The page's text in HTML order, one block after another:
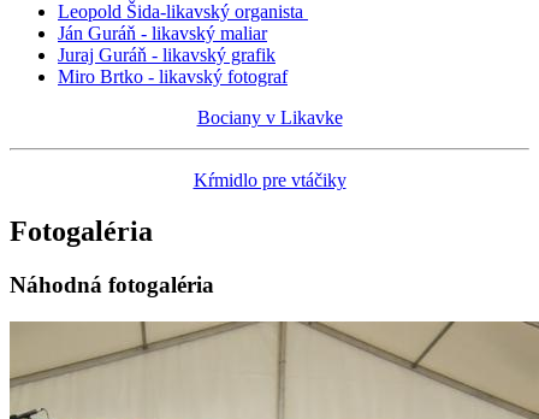
Leopold Šida-likavský organista
Ján Guráň - likavský maliar
Juraj Guráň - likavský grafik
Miro Brtko - likavský fotograf
Bociany v Likavke
Kŕmidlo pre vtáčiky
Fotogaléria
Náhodná fotogaléria